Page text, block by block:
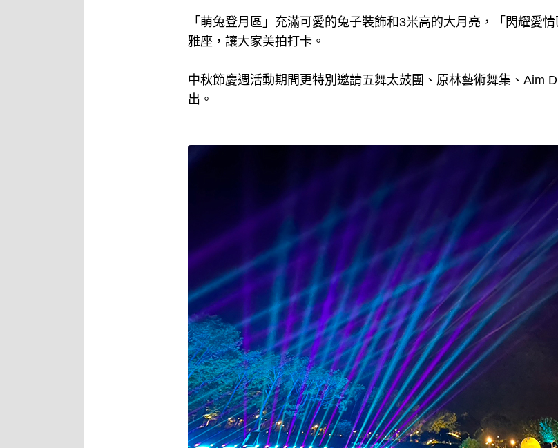
「萌兔登月區」充滿可愛的兔子裝飾和3米高的大月亮，「閃耀愛
雅座，讓大家美拍打卡。
中秋節慶週活動期間更特別邀請五舞太鼓團、原林藝術舞集、Aim
出。